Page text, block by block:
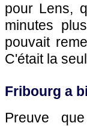
pour Lens,
minutes
pouvait
C'était la
Fribourg a
Preuve